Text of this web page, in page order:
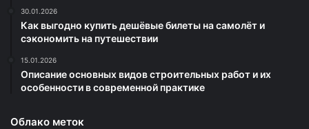
30.01.2026
Как выгодно купить дешёвые билеты на самолёт и
сэкономить на путешествии
15.01.2026
Описание основных видов строительных работ и их
особенности в современной практике
Облако меток